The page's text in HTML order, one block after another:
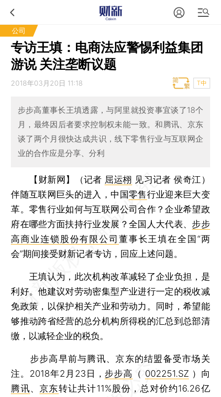
公司
专访王填：电商法应警惕利益集团
游说 关注垄断议题
2018年03月20日 11:18 T中
步步高董事长王填透露，与阿里就投资事宜谈了18个
月，最终因后者要求控制权未能一致。和腾讯、京东
谈了两个月很快达成共识，线下零售行业与互联网企
业的合作应是分享、分利
【财新网】（记者 屈运栩 见习记者 侯奇江）
伴随互联网巨头的进入，中国零售行业迎来巨大变
革。零售行业如何与互联网公司合作？企业希望政
府在哪些方面扶持行业发展？全国人大代表、 步步
高商业连锁股份有限公司 董事长王填在全国“两
会”期间接受财新记者专访，回应上述问题。
王填认为，此次机构改革减轻了企业负担，是
利好。他建议对劳动密集型产业进行一定的税收减
免政策，以保护相关产业和劳动力。同时，希望能
够推动跨省经营的总分机构所得税的汇总到总部清
缴，以减轻企业的税负。
步步高早前与腾讯、京东的结盟备受市场关
注。2018年2月23日， 步步高 （ 002251.SZ ）向
腾讯、京东转让共计11%股份，总对价约16.26亿